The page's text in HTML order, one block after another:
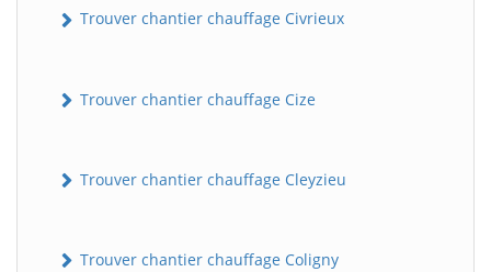
Trouver chantier chauffage Civrieux
Trouver chantier chauffage Cize
Trouver chantier chauffage Cleyzieu
Trouver chantier chauffage Coligny